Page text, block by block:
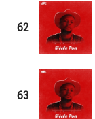
62
63